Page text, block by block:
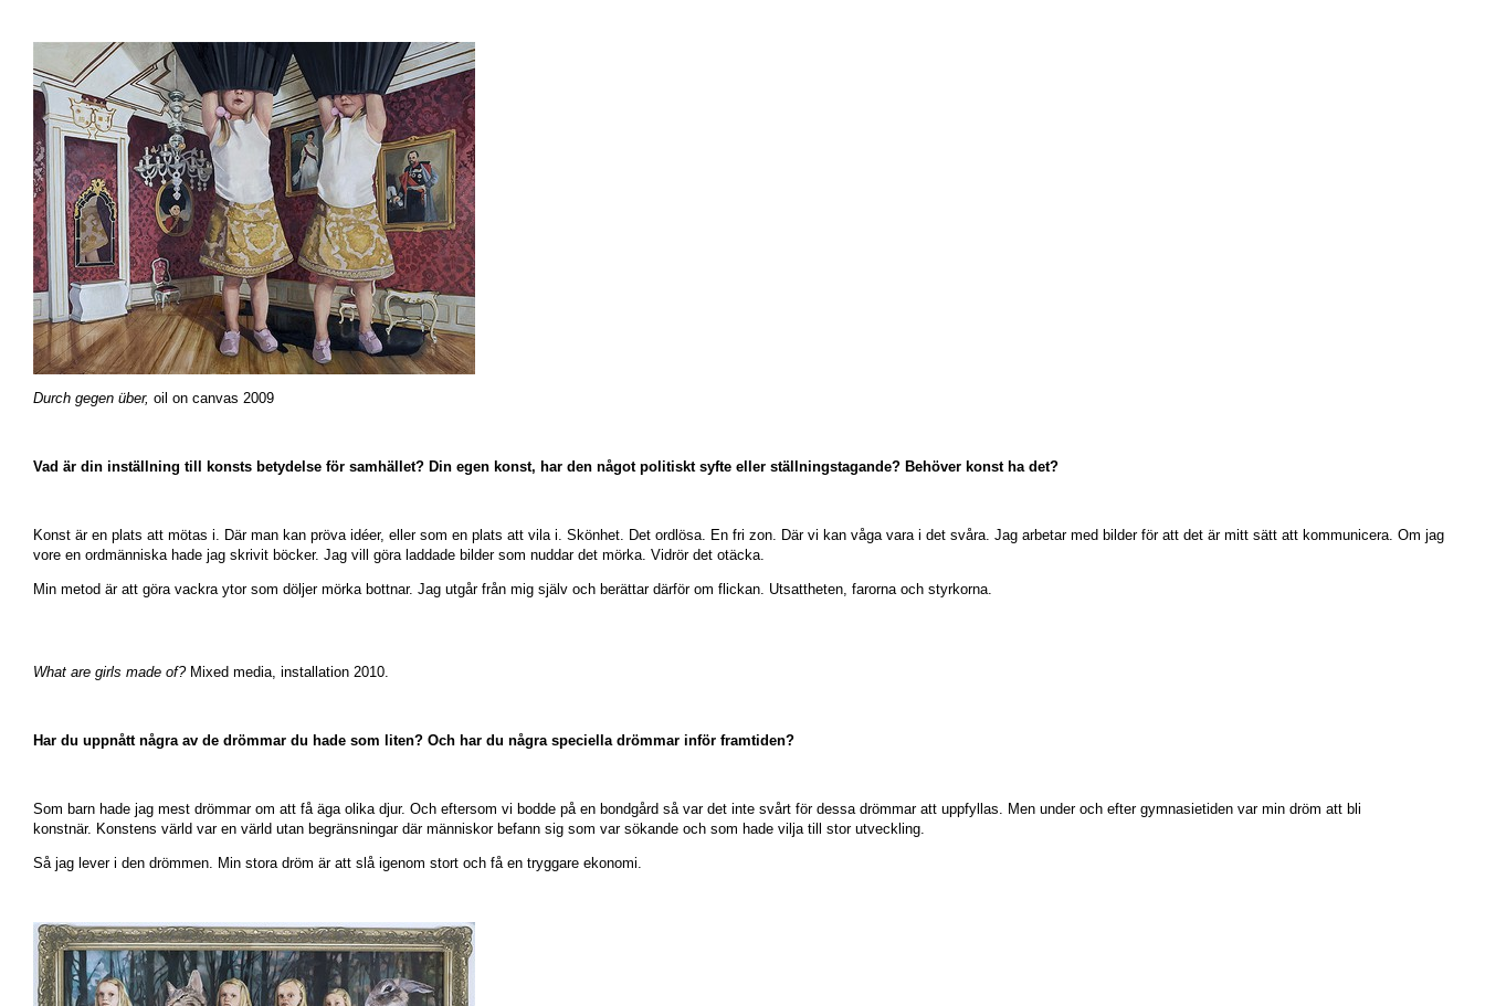
Durch gegen über, oil on canvas 2009
Vad är din inställning till konsts betydelse för samhället? Din egen konst, har den något politiskt syfte eller ställningstagande? Behöver konst ha det?
Konst är en plats att mötas i. Där man kan pröva idéer, eller som en plats att vila i. Skönhet. Det ordlösa. En fri zon. Där vi kan våga vara i det svåra. Jag arbetar med bilder för att det är mitt sätt att kommunicera. Om jag
vore en ordmänniska hade jag skrivit böcker. Jag vill göra laddade bilder som nuddar det mörka. Vidrör det otäcka.
Min metod är att göra vackra ytor som döljer mörka bottnar. Jag utgår från mig själv och berättar därför om flickan. Utsattheten, farorna och styrkorna.
What are girls made of? Mixed media, installation 2010.
Har du uppnått några av de drömmar du hade som liten? Och har du några speciella drömmar inför framtiden?
Som barn hade jag mest drömmar om att få äga olika djur. Och eftersom vi bodde på en bondgård så var det inte svårt för dessa drömmar att uppfyllas. Men under och efter gymnasietiden var min dröm att bli
konstnär. Konstens värld var en värld utan begränsningar där människor befann sig som var sökande och som hade vilja till stor utveckling.
Så jag lever i den drömmen. Min stora dröm är att slå igenom stort och få en tryggare ekonomi.